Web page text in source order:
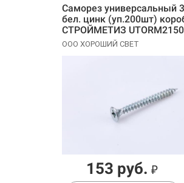
Саморез универсальный
бел. цинк (уп.200шт)
СТРОЙМЕТИЗ
ООО ХОРОШИЙ СВЕТ
153 руб. ₽